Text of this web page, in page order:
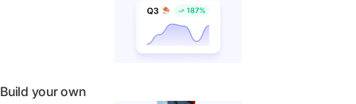
Build your own